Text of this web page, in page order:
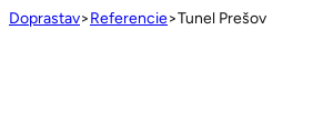
Doprastav>Referencie>Tunel Prešov